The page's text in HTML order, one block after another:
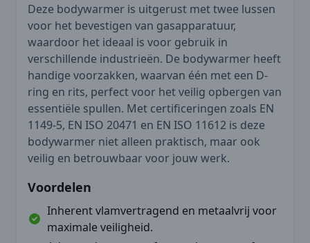
Deze bodywarmer is uitgerust met twee lussen
voor het bevestigen van gasapparatuur,
waardoor het ideaal is voor gebruik in
verschillende industrieën. De bodywarmer heeft
handige voorzakken, waarvan één met een D-
ring en rits, perfect voor het veilig opbergen van
essentiële spullen. Met certificeringen zoals EN
1149-5, EN ISO 20471 en EN ISO 11612 is deze
bodywarmer niet alleen praktisch, maar ook
veilig en betrouwbaar voor jouw werk.
Voordelen
Inherent vlamvertragend en metaalvrij voor
maximale veiligheid.